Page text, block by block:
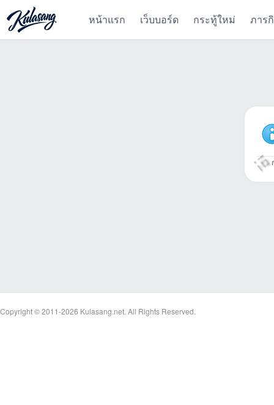
หน้าแรก เว็บบอร์ด กระทู้ใหม่ ภาร
Copyright © 2011-2026 Kulasang.net. All Rights Reserved.